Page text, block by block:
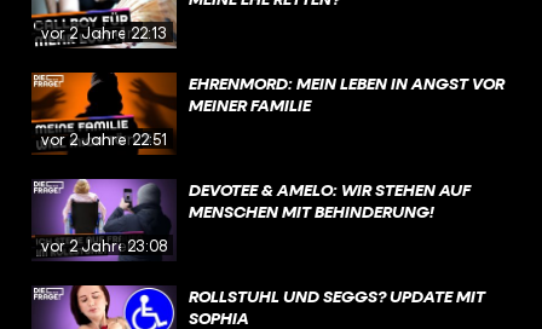
vor 2 Jahren22:13
vor 2 Jahren22:51
EHRENMORD: MEIN LEBEN IN ANGST VOR
MEINER FAMILIE
vor 2 Jahren23:08
DEVOTEE & AMELO: WIR STEHEN AUF
MENSCHEN MIT BEHINDERUNG!
ROLLSTUHL UND SEGGS? UPDATE MIT
SOPHIA